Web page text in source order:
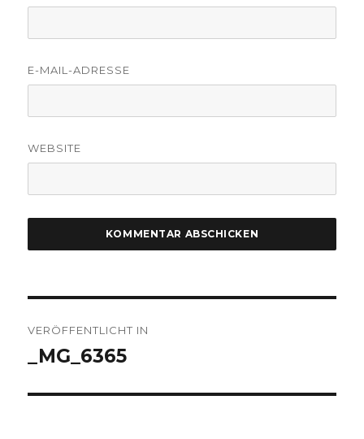
E-MAIL-ADRESSE
WEBSITE
VERÖFFENTLICHT IN
_MG_6365